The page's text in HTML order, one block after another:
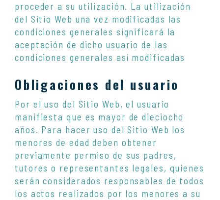
proceder a su utilización. La utilización
del Sitio Web una vez modificadas las
condiciones generales significará la
aceptación de dicho usuario de las
condiciones generales así modificadas
Obligaciones del usuario
Por el uso del Sitio Web, el usuario
manifiesta que es mayor de dieciocho
años. Para hacer uso del Sitio Web los
menores de edad deben obtener
previamente permiso de sus padres,
tutores o representantes legales, quienes
serán considerados responsables de todos
los actos realizados por los menores a su